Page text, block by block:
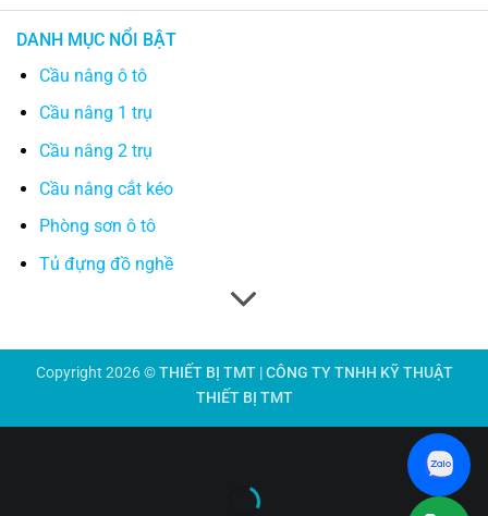
DANH MỤC NỔI BẬT
Cầu nâng ô tô
Cầu nâng 1 trụ
Cầu nâng 2 trụ
Cầu nâng cắt kéo
Phòng sơn ô tô
Tủ đựng đồ nghề
Copyright 2026 ©THIẾT BỊ TMT | CÔNG TY TNHH KỸ THUẬT
THIẾT BỊ TMT